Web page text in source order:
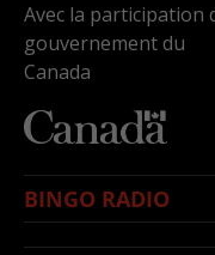
Avec la participation
gouvernement du
Canada
BINGO RADIO